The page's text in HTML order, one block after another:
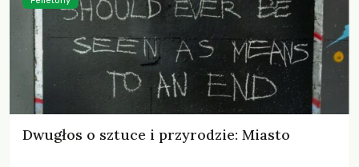
Dwugłos o sztuce i przyrodzie: Miasto